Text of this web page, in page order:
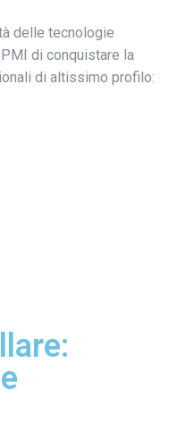
delle tecnologie
di conquistare la
di altissimo profilo: